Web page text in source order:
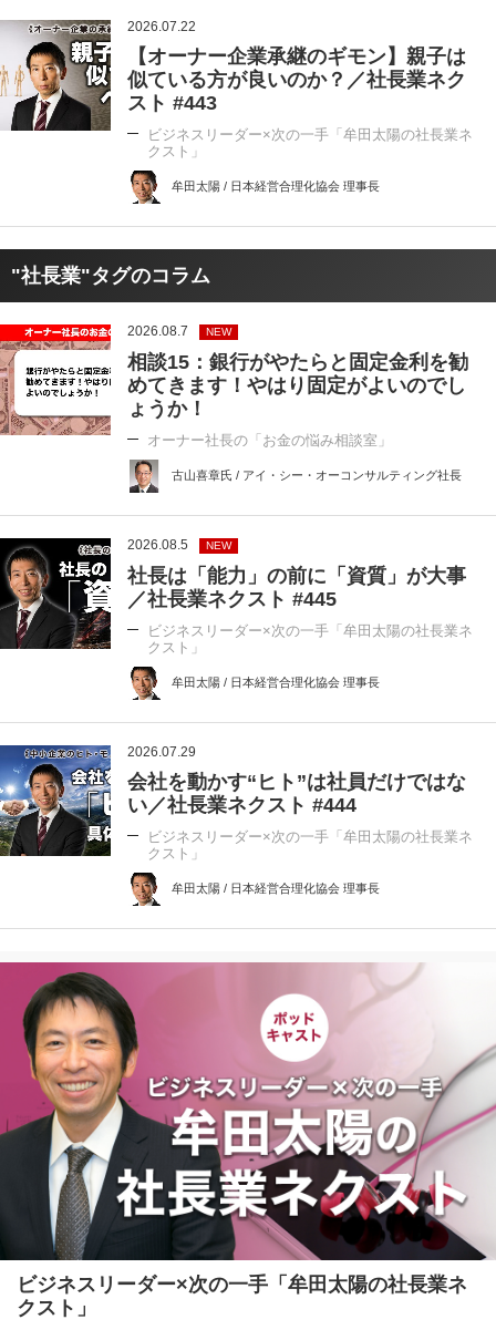
2026.07.22
【オーナー企業承継のギモン】親子は
似ている方が良いのか？／社長業ネク
スト #443
ビジネスリーダー×次の一手「牟田太陽の社長業ネ
クスト」
牟田太陽 / 日本経営合理化協会 理事長
"社長業"タグのコラム
2026.08.7 NEW
相談15：銀行がやたらと固定金利を勧
めてきます！やはり固定がよいのでし
ょうか！
オーナー社長の「お金の悩み相談室」
古山喜章氏 / アイ・シー・オーコンサルティング社長
2026.08.5 NEW
社長は「能力」の前に「資質」が大事
／社長業ネクスト #445
ビジネスリーダー×次の一手「牟田太陽の社長業ネ
クスト」
牟田太陽 / 日本経営合理化協会 理事長
2026.07.29
会社を動かす“ヒト”は社員だけではな
い／社長業ネクスト #444
ビジネスリーダー×次の一手「牟田太陽の社長業ネ
クスト」
牟田太陽 / 日本経営合理化協会 理事長
ビジネスリーダー×次の一手「牟田太陽の社長業ネ
クスト」